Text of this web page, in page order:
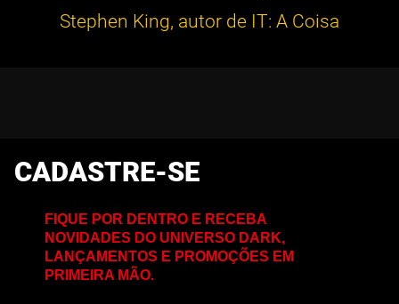
Stephen King, autor de IT: A Coisa
CADASTRE-SE
FIQUE POR DENTRO E RECEBA
NOVIDADES DO UNIVERSO DARK,
LANÇAMENTOS E PROMOÇÕES EM
PRIMEIRA MÃO.